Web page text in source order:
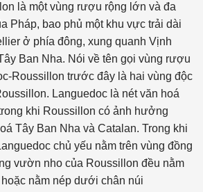
là một vùng rượu rộng lớn và đa
Pháp, bao phủ một khu vực trải dài
ở phía đông, xung quanh Vịnh
Ban Nha. Nói về tên gọi vùng rượu
Roussillon trước đây là hai vùng độc
Languedoc là nét văn hoá
khi Roussillon có ảnh hưởng
Tây Ban Nha và Catalan. Trong khi
chủ yếu nằm trên vùng đồng
vườn nho của Roussillon đều nằm
nằm nép dưới chân núi